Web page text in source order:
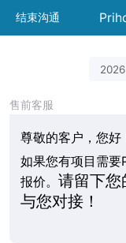
结束沟通
售前客服
尊敬的客户，您好
如果您有项目需要
报价。 请留下您
与您对接！